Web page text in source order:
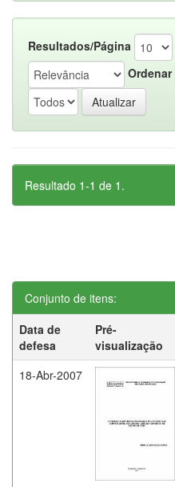
Resultados/Página
Ordenar
Resultado 1-1 de 1.
Conjunto de itens:
Data de
defesa
Pré-
visualização
18-Abr-2007